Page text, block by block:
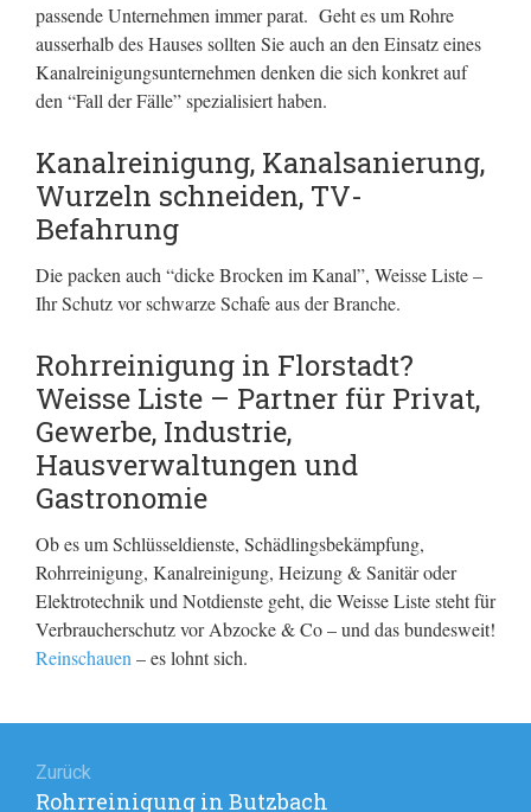
passende Unternehmen immer parat. Geht es um Rohre
ausserhalb des Hauses sollten Sie auch an den Einsatz eines
Kanalreinigungsunternehmen denken die sich konkret auf
den “Fall der Fälle” spezialisiert haben.
Kanalreinigung, Kanalsanierung,
Wurzeln schneiden, TV-
Befahrung
Die packen auch “dicke Brocken im Kanal”, Weisse Liste –
Ihr Schutz vor schwarze Schafe aus der Branche.
Rohrreinigung in Florstadt?
Weisse Liste – Partner für Privat,
Gewerbe, Industrie,
Hausverwaltungen und
Gastronomie
Ob es um Schlüsseldienste, Schädlingsbekämpfung,
Rohrreinigung, Kanalreinigung, Heizung & Sanitär oder
Elektrotechnik und Notdienste geht, die Weisse Liste steht für
Verbraucherschutz vor Abzocke & Co – und das bundesweit!
Reinschauen – es lohnt sich.
Zurück
Vorheriger
Rohrreinigung in Butzbach